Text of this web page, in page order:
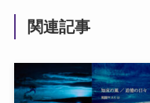
関連記事